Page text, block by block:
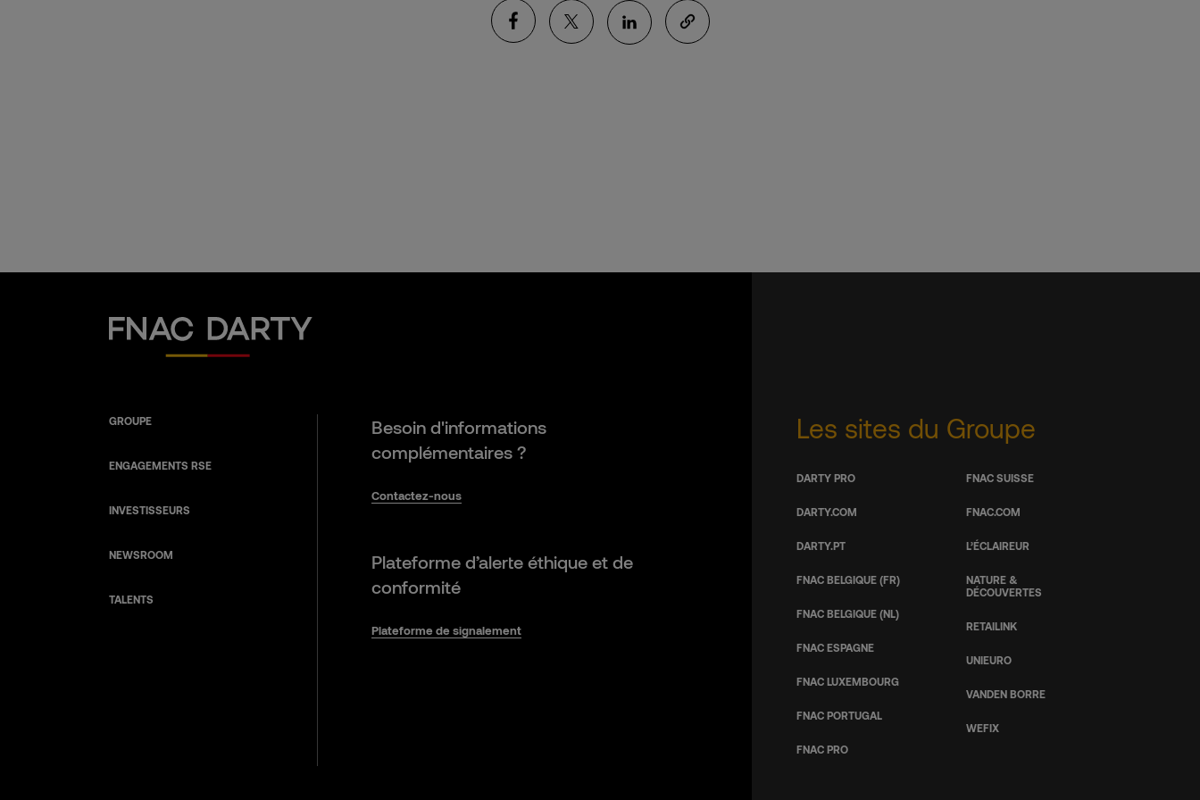
Fnac Darty
GROUPE
ENGAGEMENTS RSE
INVESTISSEURS
NEWSROOM
TALENTS
Besoin d'informations
complémentaires ?
Contactez-nous
Plateforme d’alerte éthique et de
conformité
Plateforme de signalement
Les sites du Groupe
DARTY PRO
DARTY.COM
DARTY.PT
FNAC BELGIQUE (FR)
FNAC BELGIQUE (NL)
FNAC ESPAGNE
FNAC LUXEMBOURG
FNAC PORTUGAL
FNAC PRO
FNAC SUISSE
FNAC.COM
L’ÉCLAIREUR
NATURE &
DÉCOUVERTES
RETAILINK
UNIEURO
VANDEN BORRE
WEFIX